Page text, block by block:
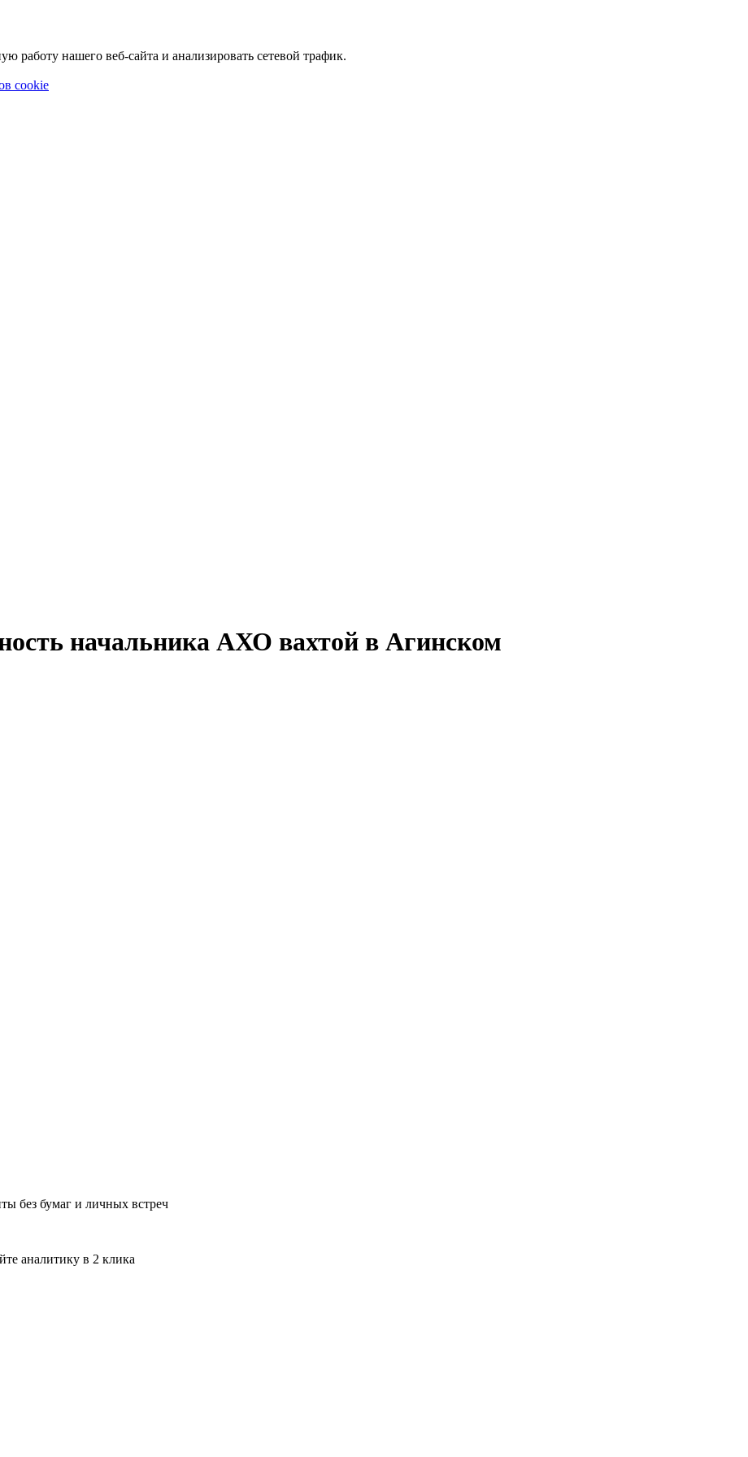
работу нашего веб-сайта и анализировать сетевой трафик.
cookie
начальника АХО вахтой в Агинском
без бумаг и личных встреч
аналитику в 2 клика